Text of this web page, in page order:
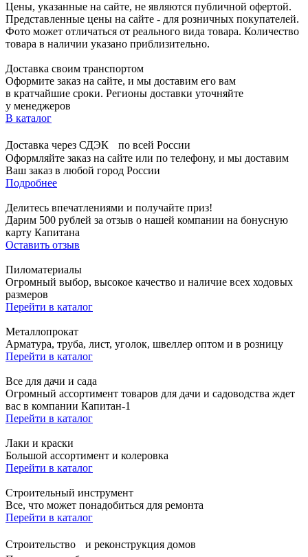
Цены, указанные на сайте, не являются публичной офертой.
Представленные цены на сайте - для розничных покупателей.
Фото может отличаться от реального вида товара. Количество
товара в наличии указано приблизительно.
Доставка своим транспортом
Оформите заказ на сайте, и мы доставим его вам
в кратчайшие сроки. Регионы доставки уточняйте
у менеджеров
В каталог
Доставка через СДЭК по всей России
Оформляйте заказ на сайте или по телефону, и мы доставим
Ваш заказ в любой город России
Подробнее
Делитесь впечатлениями и получайте приз!
Дарим 500 рублей за отзыв о нашей компании на бонусную
карту Капитана
Оставить отзыв
Пиломатериалы
Огромный выбор, высокое качество и наличие всех ходовых
размеров
Перейти в каталог
Металлопрокат
Арматура, труба, лист, уголок, швеллер оптом и в розницу
Перейти в каталог
Все для дачи и сада
Огромный ассортимент товаров для дачи и садоводства ждет
вас в компании Капитан-1
Перейти в каталог
Лаки и краски
Большой ассортимент и колеровка
Перейти в каталог
Строительный инструмент
Все, что может понадобиться для ремонта
Перейти в каталог
Строительство и реконструкция домов